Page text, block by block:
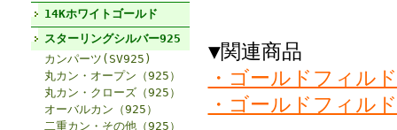
14Kホワイトゴールド
スターリングシルバー925
カンパーツ(SV925)
丸カン・オープン（925）
丸カン・クローズ（925）
オーバルカン（925）
二重カン・その他（925）
▼関連商品
・ゴールドフィル
・ゴールドフィル